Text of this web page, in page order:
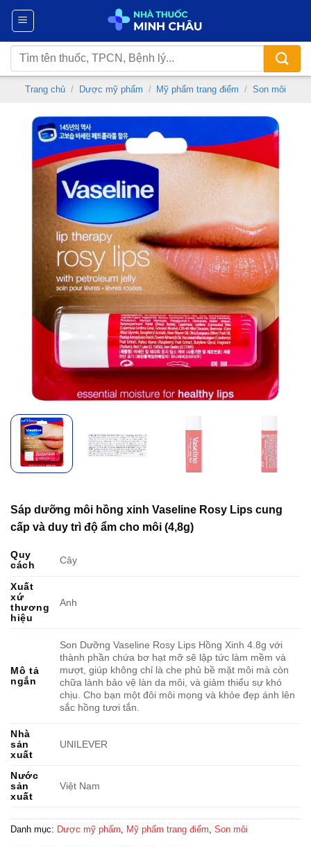
Chuyển
nội
dung
Tìm
kiếm:
Trang chủ / Dược mỹ phẩm / Mỹ phẩm trang điểm / Son môi
Sáp dưỡng môi hồng xinh Vaseline Rosy Lips cung
cấp và duy trì độ ẩm cho môi (4,8g)
Quy
cách
Cây
Xuất
xứ
thương
hiệu
Anh
Mô tả
ngắn
Son Dưỡng Vaseline Rosy Lips Hồng Xinh 4.8g với
thành phần chứa bơ hạt mỡ sẽ lập tức làm mềm và
mượt, giúp không chỉ là che phủ bề mặt môi mà còn
chữa lành bảo vệ làn da môi, và giảm thiểu sự khó
chịu. Cho bạn một đôi môi mọng và khỏe đẹp ánh lên
sắc hồng tươi tắn.
Nhà
sản
xuất
UNILEVER
Nước
sản
xuất
Việt Nam
Danh mục: Dược mỹ phẩm Mỹ phẩm trang điểm Son môi